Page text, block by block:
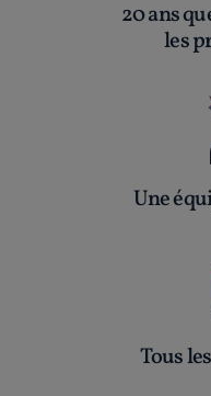
20 ans
les
Une
Tous